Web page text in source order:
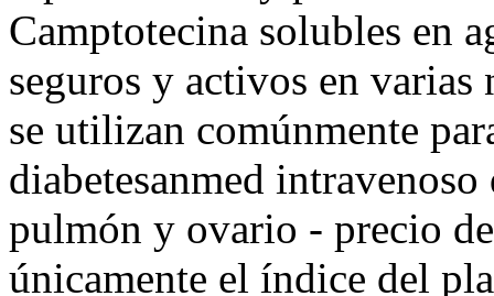
Camptotecina solubles en
seguros y activos en varias
se utilizan comúnmente
diabetesanmed
pulmón y ovario - precio
únicamente el índice del